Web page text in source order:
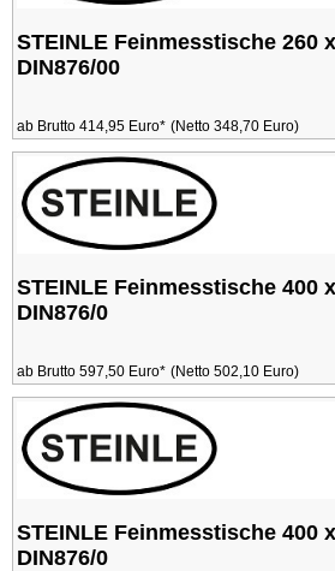
STEINLE Feinmesstische 260
DIN876/00
ab Brutto 414,95 Euro* (Netto 348,70 Euro)
STEINLE Feinmesstische 400
DIN876/0
ab Brutto 597,50 Euro* (Netto 502,10 Euro)
STEINLE Feinmesstische 400
DIN876/0